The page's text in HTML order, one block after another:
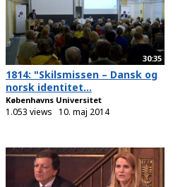
30:35
1814: "Skilsmissen – Dansk og
norsk identitet...
Københavns Universitet
1.053 views 10. maj 2014